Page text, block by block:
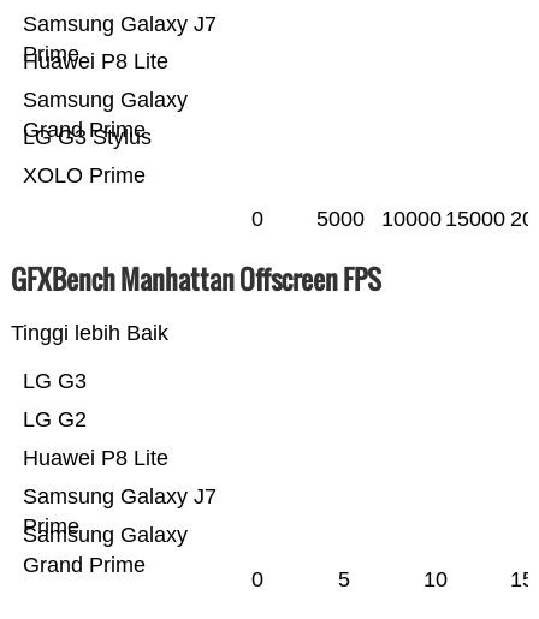
XOLO Prime
LG G3 Stylus
Samsung Galaxy
Grand Prime
Huawei P8 Lite
Samsung Galaxy J7
Prime
0 5000 10000 15000
GFXBench Manhattan Offscreen FPS
Tinggi lebih Baik
Samsung Galaxy
Grand Prime
Samsung Galaxy J7
Prime
Huawei P8 Lite
LG G2
LG G3
0 5 10 15